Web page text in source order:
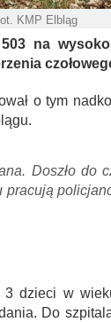
KMP Elbląg
na
o tym
Doszło do
3 dzieci w
Do